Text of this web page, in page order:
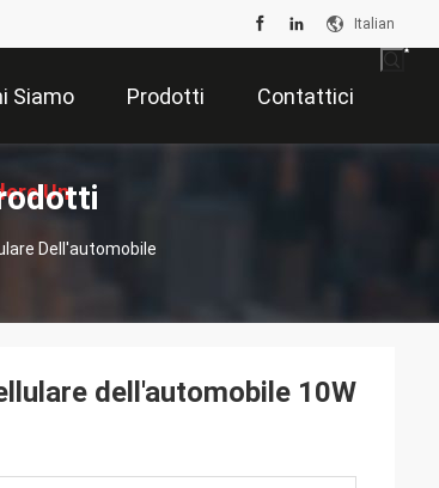
Italian
Siamo Prodotti Contattici
Un
Dell'automobile
dell'automobile 10W